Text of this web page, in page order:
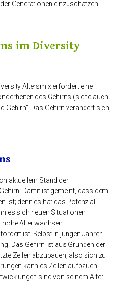
Generationen einzuschätzen.
im Diversity
Altersmix erfordert eine
des Gehirns (siehe auch
Gehirn“, Das Gehirn verändert sich,
aktuellem Stand der
Damit ist gemeint, dass dem
ist; denn es hat das Potenzial
es sich neuen Situationen
Alter wachsen.
ist. Selbst in jungen Jahren
Das Gehirn ist aus Gründen der
Zellen abzubauen, also sich zu
kann es Zellen aufbauen,
sind von seinem Alter